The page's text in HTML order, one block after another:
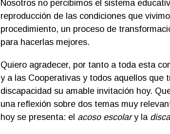
Nosotros no percibimos el sistema
reproducción de las condiciones que
procedimiento, un proceso de
para hacerlas mejores.
Quiero agradecer, por tanto a toda esta
y a las Cooperativas y todos aquellos que
discapacidad su amable invitación hoy.
una reflexión sobre dos temas muy
hoy se presenta: el acoso escolary la